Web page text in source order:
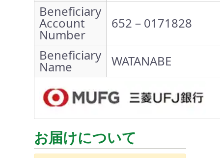
Beneficiary
Account
Number
652－0171828
Beneficiary
Name WATANABE
お届けについて